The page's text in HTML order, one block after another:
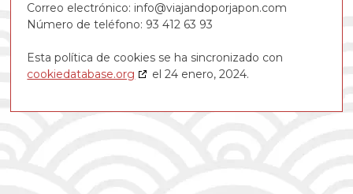
Correo electrónico: info@viajandoporjapon.com
Número de teléfono: 93 412 63 93
Esta política de cookies se ha sincronizado con
cookiedatabase.org
el 24 enero, 2024.